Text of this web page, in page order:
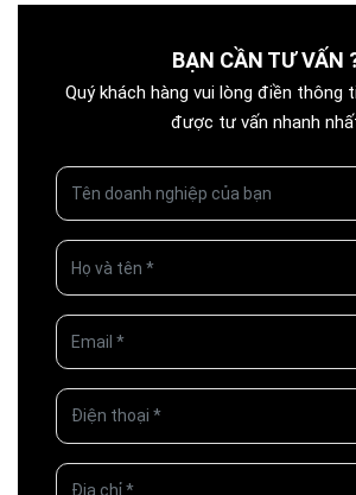
BẠN CẦN TƯ VẤN
Quý khách hàng vui lòng điền thông
được tư vấn nhanh